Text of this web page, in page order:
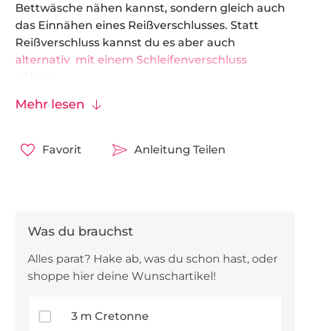
Bettwäsche nähen kannst, sondern gleich auch
das Einnähen eines Reißverschlusses. Statt
Reißverschluss kannst du es aber auch
alternativ mit einem Schleifenverschluss
Welcher Stoff ist für Bettwäsche aber
entschieden. Welchen Stoff Du wählst, hängt
letztlich ganz von deinen Präferenzen ab.
Ausgangsüberlegung: Wie groß
Mehr lesen
Favorit Anleitung Teilen
Alles parat? Hake ab, was du schon hast, oder
shoppe hier deine Wunschartikel!
3 m Cretonne